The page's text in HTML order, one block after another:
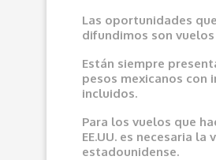
Las oportunidades que
difundimos son
Están siempre
pesos mexicanos con
incluidos.
Para los vuelos que
EE.UU. es necesaria la
estadounidense.